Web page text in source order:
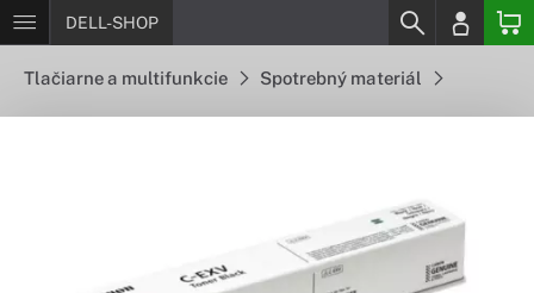
DELL-SHOP
Tlačiarne a multifunkcie Spotrebný materiál